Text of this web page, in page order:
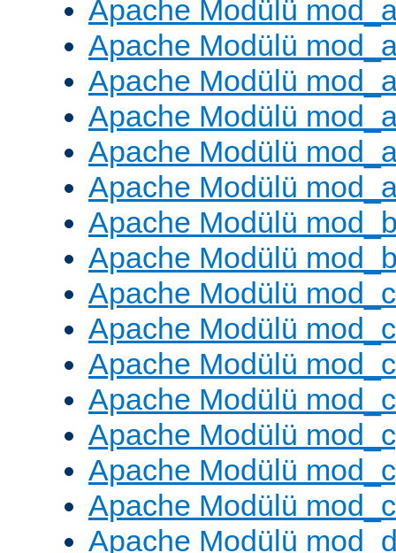
Apache Modülü
Apache Modülü
Apache Modülü
Apache Modülü
Apache Modülü
Apache Modülü
Apache Modülü
Apache Modülü
Apache Modülü
Apache Modülü
Apache Modülü
Apache Modülü
Apache Modülü
Apache Modülü
Apache Modülü
Apache Modülü